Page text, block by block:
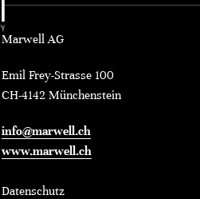
Marwell AG
Emil Frey-Strasse 100
CH-4142 Münchenstein
info@marwell.ch
www.marwell.ch
Datenschutz